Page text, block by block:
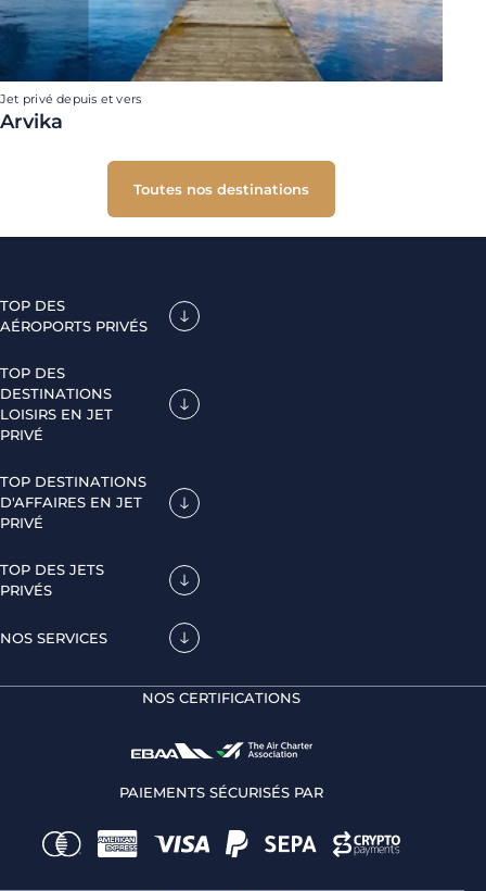
Jet privé depuis et vers
Arvika
Toutes nos destinations
TOP DES
AÉROPORTS PRIVÉS
TOP DES
DESTINATIONS
LOISIRS EN JET
PRIVÉ
TOP DESTINATIONS
D'AFFAIRES EN JET
PRIVÉ
TOP DES JETS
PRIVÉS
NOS SERVICES
NOS CERTIFICATIONS
PAIEMENTS SÉCURISÉS PAR